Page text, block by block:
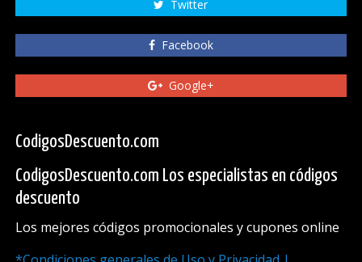
Twitter
Facebook
Google+
CodigosDescuento.com
CodigosDescuento.com Los especialistas en códigos
descuento
Los mejores códigos promocionales y cupones online